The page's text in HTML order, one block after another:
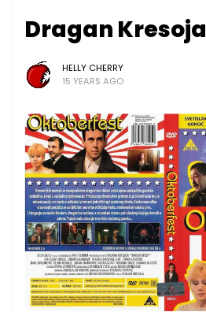
Dragan Kresoja
HELLY CHERRY
15 YEARS AGO